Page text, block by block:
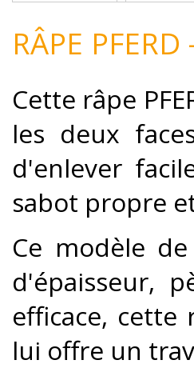
RÂPE PFERD
Cette râpe
les deux
d'enlever
sabot propre
Ce modèle
d'épaisseur,
efficace,
lui offre un